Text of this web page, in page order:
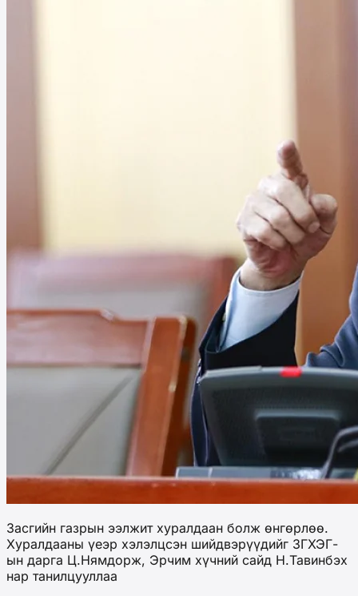
Засгийн газрын ээлжит хуралдаан болж өнгөрлөө.
Хуралдааны үеэр хэлэлцсэн шийдвэрүүдийг ЗГХЭГ-
ын дарга Ц.Нямдорж, Эрчим хүчний сайд Н.Тавинбэх
нар танилцууллаа